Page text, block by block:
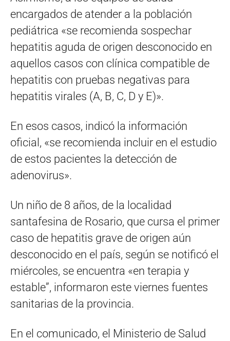
encargados de atender a la población
pediátrica «se recomienda sospechar
hepatitis aguda de origen desconocido en
aquellos casos con clínica compatible de
hepatitis con pruebas negativas para
hepatitis virales (A, B, C, D y E)».
En esos casos, indicó la información
oficial, «se recomienda incluir en el estudio
de estos pacientes la detección de
adenovirus».
Un niño de 8 años, de la localidad
santafesina de Rosario, que cursa el primer
caso de hepatitis grave de origen aún
desconocido en el país, según se notificó el
miércoles, se encuentra «en terapia y
estable”, informaron este viernes fuentes
sanitarias de la provincia.
En el comunicado, el Ministerio de Salud